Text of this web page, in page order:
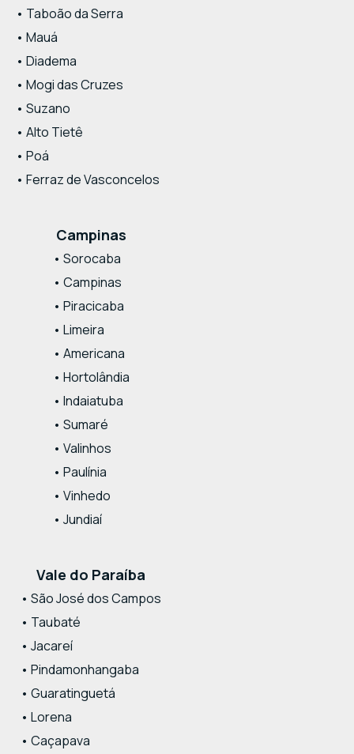
• Taboão da Serra
• Mauá
• Diadema
• Mogi das Cruzes
• Suzano
• Alto Tietê
• Poá
• Ferraz de Vasconcelos
Campinas
• Sorocaba
• Campinas
• Piracicaba
• Limeira
• Americana
• Hortolândia
• Indaiatuba
• Sumaré
• Valinhos
• Paulínia
• Vinhedo
• Jundiaí
Vale do Paraíba
• São José dos Campos
• Taubaté
• Jacareí
• Pindamonhangaba
• Guaratinguetá
• Lorena
• Caçapava